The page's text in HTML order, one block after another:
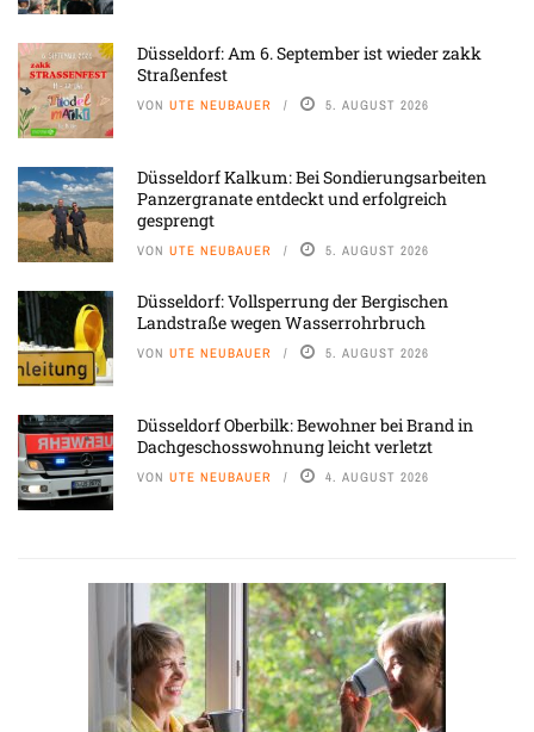
Düsseldorf: Am 6. September ist wieder zakk
Straßenfest
VON UTE NEUBAUER 5. AUGUST 2026
Düsseldorf Kalkum: Bei Sondierungsarbeiten
Panzergranate entdeckt und erfolgreich
gesprengt
VON UTE NEUBAUER 5. AUGUST 2026
Düsseldorf: Vollsperrung der Bergischen
Landstraße wegen Wasserrohrbruch
VON UTE NEUBAUER 5. AUGUST 2026
Düsseldorf Oberbilk: Bewohner bei Brand in
Dachgeschosswohnung leicht verletzt
VON UTE NEUBAUER 4. AUGUST 2026